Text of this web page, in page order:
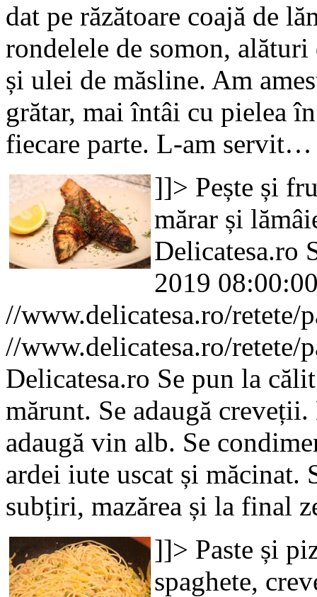
dat pe răzătoare coajă de
rondelele de somon,
și ulei de măsline. Am
grătar, mai întâi cu pielea
fiecare parte. L-am servit…
]]> Pește și
mărar și
Delicatesa.ro
2019
//www.delicatesa.ro/retete/
//www.delicatesa.ro/retete/
Delicatesa.ro Se pun la
mărunt. Se adaugă
adaugă vin alb. Se
ardei iute uscat și măcinat.
subțiri, mazărea și la final
]]> Paste și
spaghete,